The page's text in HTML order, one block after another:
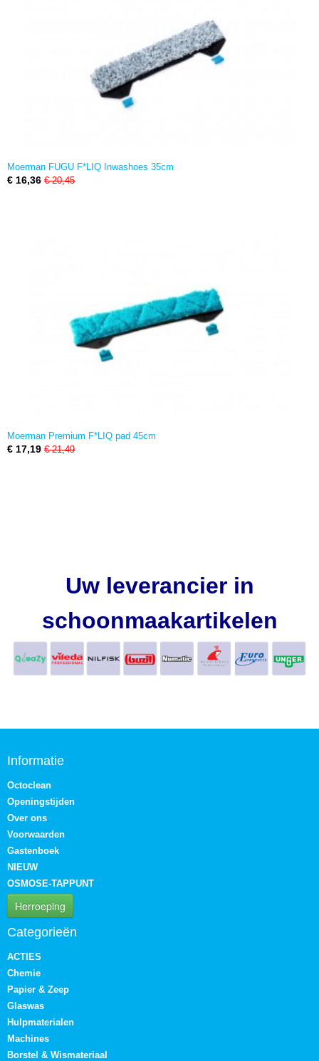
Moerman FUGU F*LIQ Inwashoes 35cm
€ 16,36 € 20,45
Moerman Premium F*LIQ pad 45cm
€ 17,19 € 21,49
Uw leverancier in
schoonmaakartikelen
Informatie
Octoclean
Openingstijden
Over ons
Voorwaarden
Gastenboek
NIEUW
OSMOSE-TAPPUNT
Herroeping
Categorieën
ACTIES
Chemie
Papier & Zeep
Glaswas
Hulpmaterialen
Machines
Borstel & Wismateriaal